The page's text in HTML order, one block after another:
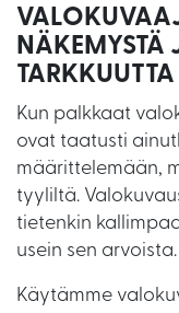
NÄKEMYSTÄ
TARKKUUTTA
Kun palkkaat
ovat taatusti
määrittelemään,
tyyliltä.
tietenkin
usein sen arvoista.
Käytämme